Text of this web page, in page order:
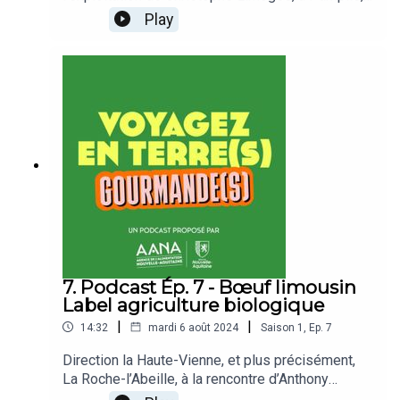
dans les Deux-Sèvres.Christophe élève des
vaches dont le lait est utilisé pour fabriquer le
l'Agence de l'Alimentation Nouvelle-
Aquitaine.www.produits-de-nouvelle-aquitaine.fr
Play
7. Podcast Ép. 7 - Bœuf limousin
Label agriculture biologique
14:32 | mardi 6 août 2024 | Saison 1 Ep. 7
Direction la Haute-Vienne, et plus précisément,
La Roche-l’Abeille, à la rencontre d’Anthony